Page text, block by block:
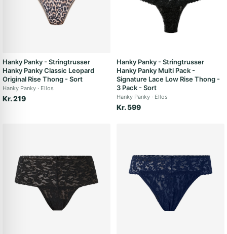
Hanky Panky - Stringtrusser
Hanky Panky Classic Leopard
Original Rise Thong - Sort
Hanky Panky Ellos
Kr. 219
Hanky Panky - Stringtrusser
Hanky Panky Multi Pack -
Signature Lace Low Rise Thong -
3 Pack - Sort
Hanky Panky Ellos
Kr. 599